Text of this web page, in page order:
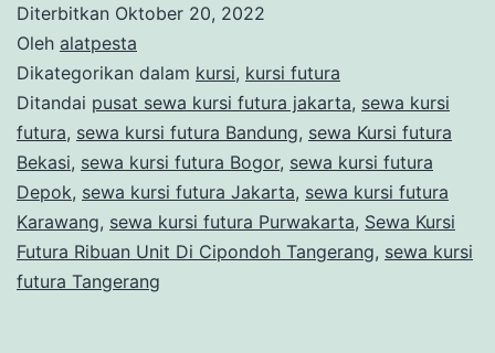
Diterbitkan Oktober 20, 2022
Oleh alatpesta
Dikategorikan dalam kursi, kursi futura
Ditandai pusat sewa kursi futura jakarta, sewa kursi
futura, sewa kursi futura Bandung, sewa Kursi futura
Bekasi, sewa kursi futura Bogor, sewa kursi futura
Depok, sewa kursi futura Jakarta, sewa kursi futura
Karawang, sewa kursi futura Purwakarta, Sewa Kursi
Futura Ribuan Unit Di Cipondoh Tangerang, sewa kursi
futura Tangerang